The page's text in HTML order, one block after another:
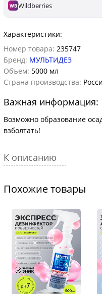
WBWildberries
Характеристики:
Номер товара: 235747
Бренд: МУЛЬТИДЕЗ
Объем: 5000 мл
Страна производства:
Важная информация:
Возможно образование
взболтать!
К описанию
Похожие товары